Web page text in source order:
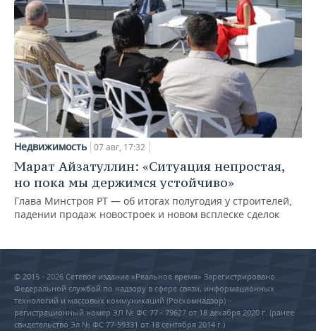
Недвижимость 07 авг, 17:32
Марат Айзатуллин: «Ситуация непростая,
но пока мы держимся устойчиво»
Глава Минстроя РТ — об итогах полугодия у строителей,
падении продаж новостроек и новом всплеске сделок
© 2015 - 2026 Сетевое издание «Реальное время» Зарегистрировано
Федеральной службой по надзору в сфере связи, информационных
технологий и массовых коммуникаций (Роскомнадзор) –
регистрационный номер ЭЛ № ФС 77 - 79627 от 18 декабря 2020 г. (ранее
свидетельство Эл № ФС 77-59331 от 18 сентября 2014 г.)